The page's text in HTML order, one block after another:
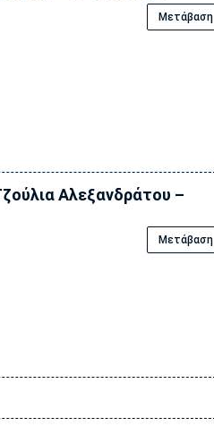
Μετάβαση
Αλεξανδράτου –
Μετάβαση